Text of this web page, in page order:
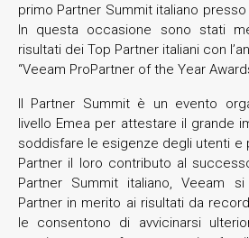
primo Partner Summit italiano presso
In questa occasione sono stati
risultati dei Top Partner italiani con
“Veeam ProPartner of the Year
Il Partner Summit è un evento
livello Emea per attestare il grande
soddisfare le esigenze degli utenti e
Partner il loro contributo al
Partner Summit italiano, Veeam
Partner in merito ai risultati da
le consentono di avvicinarsi